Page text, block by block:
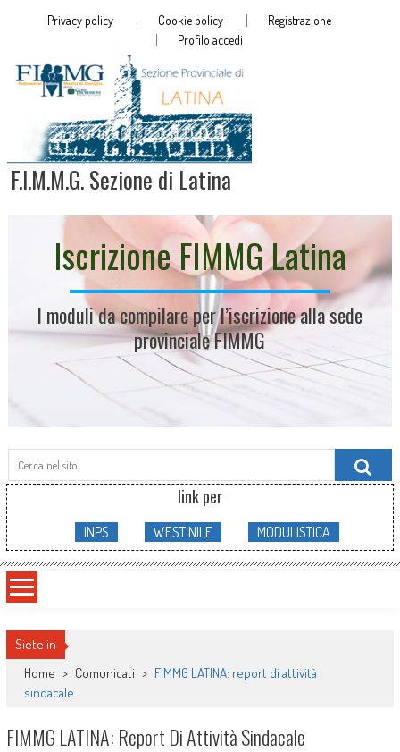
Privacy policy Cookie policy
Registrazione
Profilo accedi
F.I.M.M.G. Sezione di Latina
Iscrizione FIMMG Latina
I moduli da compilare per l’iscrizione alla sede
provinciale FIMMG
Search
for:
link per
INPS WEST NILE MODULISTICA
Siete in
Home > Comunicati > FIMMG LATINA: report di attività
sindacale
FIMMG LATINA: Report Di Attività Sindacale